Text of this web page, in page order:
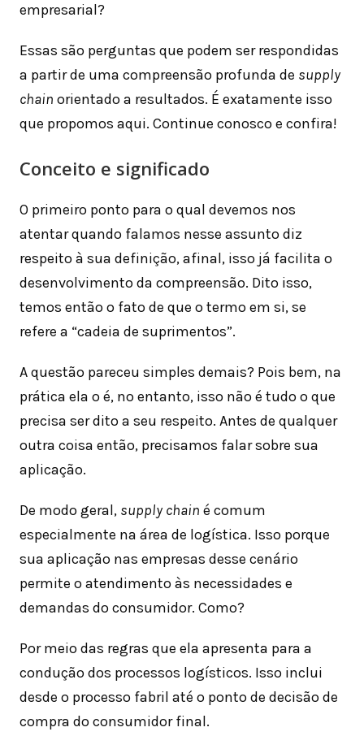
empresarial?
Essas são perguntas que podem ser respondidas
a partir de uma compreensão profunda de supply
chain orientado a resultados. É exatamente isso
que propomos aqui. Continue conosco e confira!
Conceito e significado
O primeiro ponto para o qual devemos nos
atentar quando falamos nesse assunto diz
respeito à sua definição, afinal, isso já facilita o
desenvolvimento da compreensão. Dito isso,
temos então o fato de que o termo em si, se
refere a “cadeia de suprimentos”.
A questão pareceu simples demais? Pois bem, na
prática ela o é, no entanto, isso não é tudo o que
precisa ser dito a seu respeito. Antes de qualquer
outra coisa então, precisamos falar sobre sua
aplicação.
De modo geral, supply chain é comum
especialmente na área de logística. Isso porque
sua aplicação nas empresas desse cenário
permite o atendimento às necessidades e
demandas do consumidor. Como?
Por meio das regras que ela apresenta para a
condução dos processos logísticos. Isso inclui
desde o processo fabril até o ponto de decisão de
compra do consumidor final.